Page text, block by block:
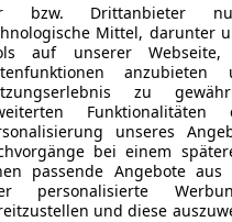
bzw. Drittanbieter
Mittel, darunter
auf unserer
zu
unseres
bei einem
passende Angebote
personalisierte
und diese